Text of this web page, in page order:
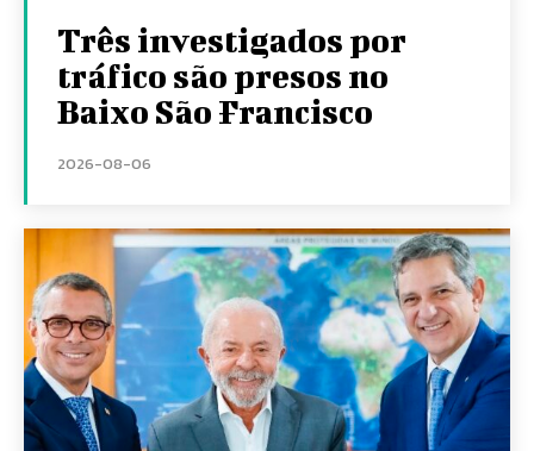
Três investigados por
tráfico são presos no
Baixo São Francisco
2026-08-06